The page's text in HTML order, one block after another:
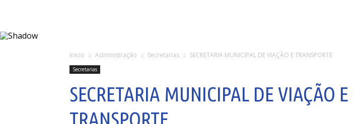
Inicio Administração Secretarias SECRETARIA MUNICIPAL DE VIAÇÃO E TRANSPORTE
Secretarias
SECRETARIA MUNICIPAL DE VIAÇÃO E
TRANSPORTE